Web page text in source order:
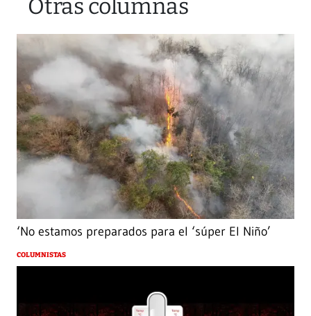
Otras columnas
‘No estamos preparados para el ‘súper El Niño’
COLUMNISTAS